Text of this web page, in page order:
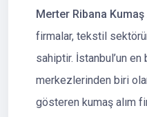
Merter Ribana
firmalar, tekstil
sahiptir. İstanbul’un en
merkezlerinden biri
gösteren kumaş alım